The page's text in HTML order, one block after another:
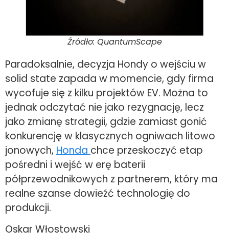
Źródło: QuantumScape
Paradoksalnie, decyzja Hondy o wejściu w
solid state zapada w momencie, gdy firma
wycofuje się z kilku projektów EV. Można to
jednak odczytać nie jako rezygnację, lecz
jako zmianę strategii, gdzie zamiast gonić
konkurencję w klasycznych ogniwach litowo
jonowych, Honda chce przeskoczyć etap
pośredni i wejść w erę baterii
półprzewodnikowych z partnerem, który ma
realne szanse dowieźć technologię do
produkcji.
Oskar Włostowski